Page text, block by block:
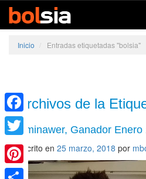
Inicio / Entradas etiquetadas "bolsia"
Archivos de la
kiminawer, Ganador Enero
Escrito en 25 marzo, 2018 por
Facebook
Twitter
Pinterest